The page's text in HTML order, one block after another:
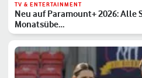
TV & ENTERTAINMENT
Neu auf Paramount+ 2026: Alle
Monatsübe…